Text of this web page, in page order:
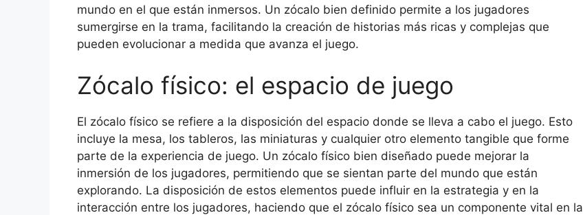
mundo en el que están inmersos. Un zócalo bien definido permite a los jugadores
sumergirse en la trama, facilitando la creación de historias más ricas y complejas que
pueden evolucionar a medida que avanza el juego.
Zócalo físico: el espacio de juego
El zócalo físico se refiere a la disposición del espacio donde se lleva a cabo el juego. Esto
incluye la mesa, los tableros, las miniaturas y cualquier otro elemento tangible que forme
parte de la experiencia de juego. Un zócalo físico bien diseñado puede mejorar la
inmersión de los jugadores, permitiendo que se sientan parte del mundo que están
explorando. La disposición de estos elementos puede influir en la estrategia y en la
interacción entre los jugadores, haciendo que el zócalo físico sea un componente vital en la